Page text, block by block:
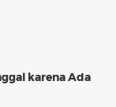
karena Ada